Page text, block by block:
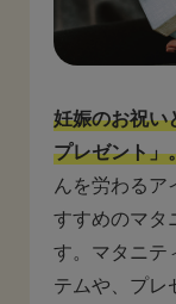
妊娠のお祝い
プレゼント」
んを労わるア
すすめのマタ
す。マタニテ
テムや、プレ